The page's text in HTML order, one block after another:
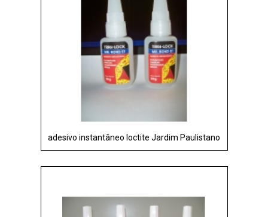
adesivo instantâneo loctite Jardim Paulistano